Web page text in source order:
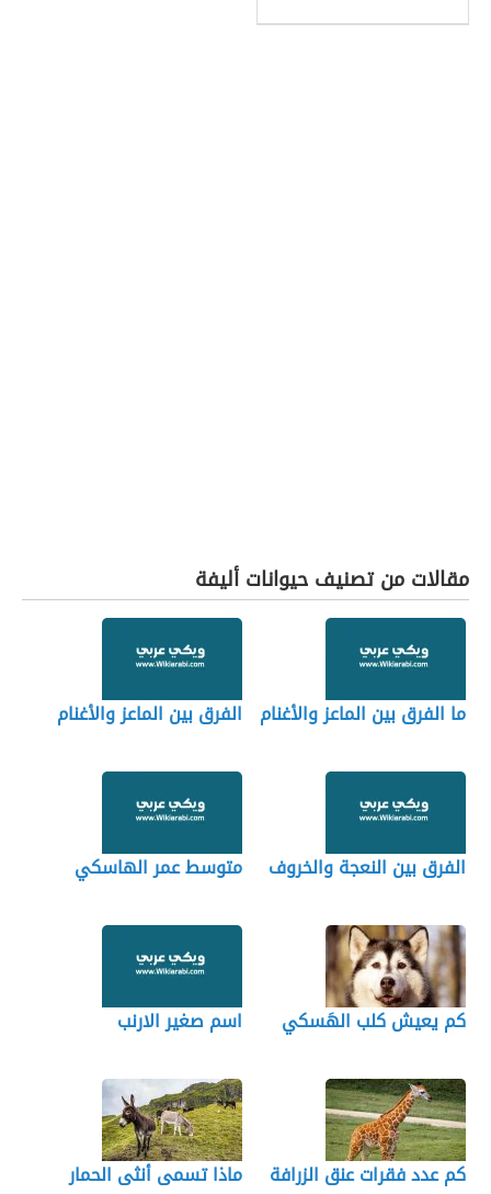
مقالات من تصنيف حيوانات أليفة
ما الفرق بين الماعز والأغنام الفرق بين الماعز والأغنام
الفرق بين النعجة والخروف متوسط عمر الهاسكي
كم يعيش كلب الهَسكي اسم صغير الارنب
كم عدد فقرات عنق الزرافة ماذا تسمى أنثى الحمار